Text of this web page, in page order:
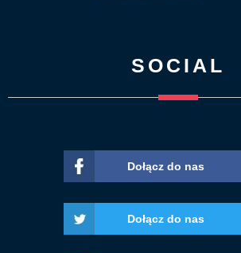
SOCIAL
Dołącz do nas
Dołącz do nas